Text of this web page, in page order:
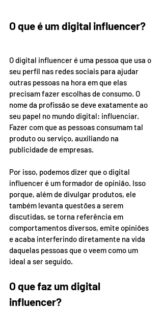
O que é um digital influencer?
O digital influencer é uma pessoa que usa o
seu perfil nas redes sociais para ajudar
outras pessoas na hora em que elas
precisam fazer escolhas de consumo. O
nome da profissão se deve exatamente ao
seu papel no mundo digital: influenciar.
Fazer com que as pessoas consumam tal
produto ou serviço, auxiliando na
publicidade de empresas.
Por isso, podemos dizer que o digital
influencer é um formador de opinião. Isso
porque, além de divulgar produtos, ele
também levanta questões a serem
discutidas, se torna referência em
comportamentos diversos, emite opiniões
e acaba interferindo diretamente na vida
daquelas pessoas que o veem como um
ideal a ser seguido.
O que faz um digital
influencer?